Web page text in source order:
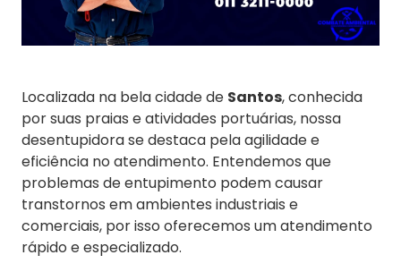
Localizada na bela cidade de Santos, conhecida
por suas praias e atividades portuárias, nossa
desentupidora se destaca pela agilidade e
eficiência no atendimento. Entendemos que
problemas de entupimento podem causar
transtornos em ambientes industriais e
comerciais, por isso oferecemos um atendimento
rápido e especializado.